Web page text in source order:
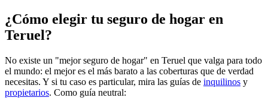
¿Cómo elegir tu seguro de hogar en
Teruel?
No existe un "mejor seguro de hogar" en Teruel que valga para todo
el mundo: el mejor es el más barato a las coberturas que de verdad
necesitas. Y si tu caso es particular, mira las guías de inquilinos y
propietarios. Como guía neutral: